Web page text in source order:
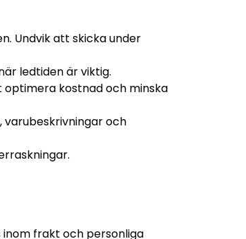
Undvik att skicka under
ledtiden är viktig.
kostnad och minska
och
frakt och personliga